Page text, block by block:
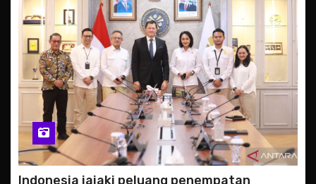
Indonesia jajaki peluang penempatan